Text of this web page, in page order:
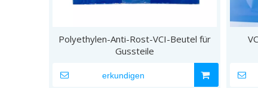
Polyethylen-Anti-Rost-VCI-Beutel für
Gussteile
erkundigen